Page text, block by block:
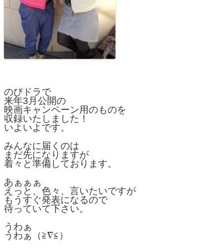
のびドラで
来年3月公開の
映画キャンペーン用のものを
収録いたしました！
いよいよです。
みんなに届くのは
まだ先になりますが
着々と準備しております。
あぁぁぁ
えっと、色々、言いたいですが
もうすぐ発表になるので
待っていて下さい。
うわぁ
うわぁ（≧∇≦）